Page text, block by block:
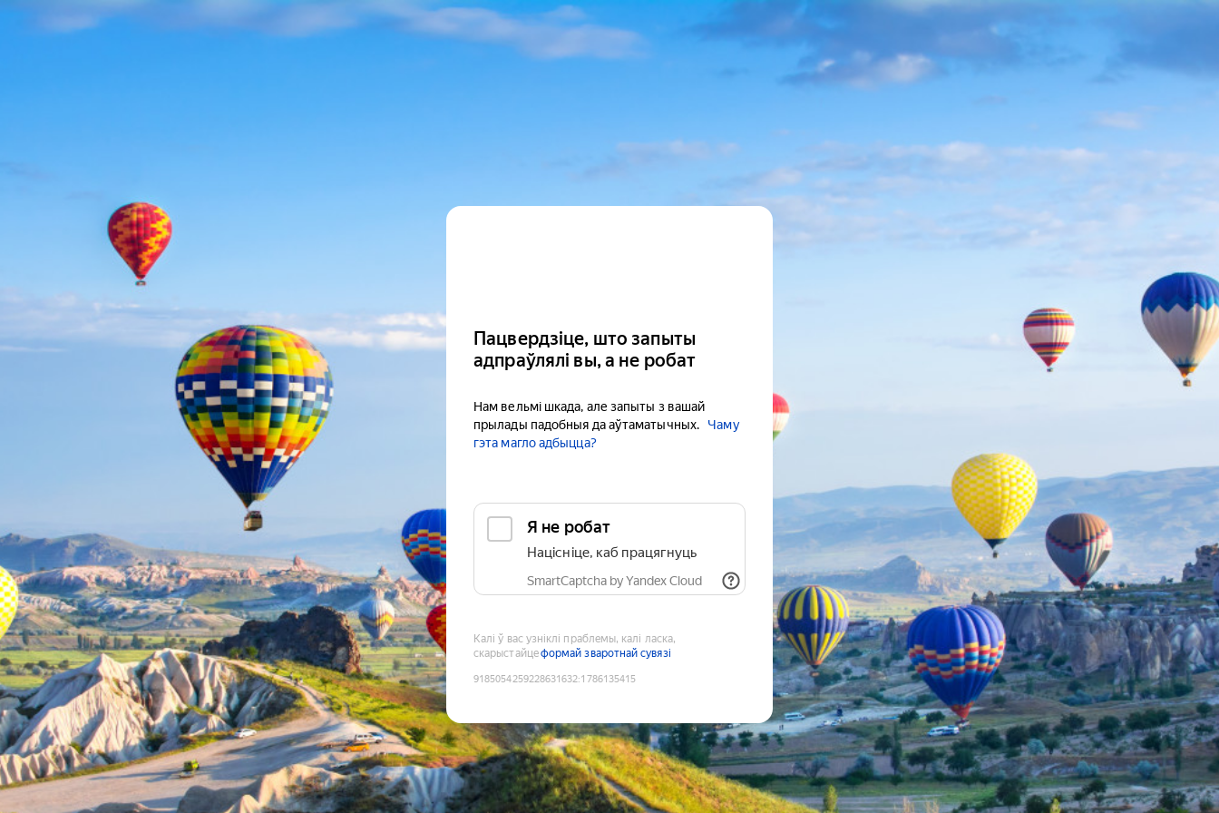
Пацвердзіце, што запыты
адпраўлялі вы, а не робат
Нам вельмі шкада, але запыты з вашай
прылады падобныя да аўтаматычных.
Чаму
гэта магло адбыцца?
Я не робат
Націсніце, каб працягнуць
SmartCaptcha by Yandex Cloud
Калі ў вас узніклі праблемы, калі ласка,
скарыстайцеформай зваротнай сувязі
9185054259228631632:1786135415